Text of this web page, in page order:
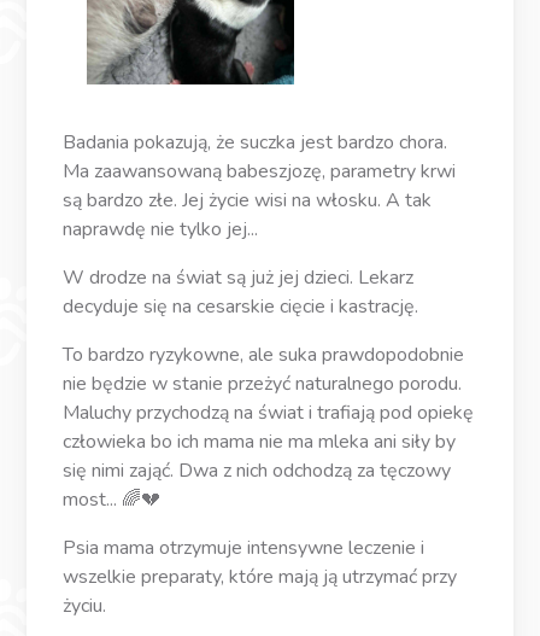
Badania pokazują, że suczka jest bardzo chora.
Ma zaawansowaną babeszjozę, parametry krwi
są bardzo złe. Jej życie wisi na włosku. A tak
naprawdę nie tylko jej...
W drodze na świat są już jej dzieci. Lekarz
decyduje się na cesarskie cięcie i kastrację.
To bardzo ryzykowne, ale suka prawdopodobnie
nie będzie w stanie przeżyć naturalnego porodu.
Maluchy przychodzą na świat i trafiają pod opiekę
człowieka bo ich mama nie ma mleka ani siły by
się nimi zająć. Dwa z nich odchodzą za tęczowy
most... 🌈💔
Psia mama otrzymuje intensywne leczenie i
wszelkie preparaty, które mają ją utrzymać przy
życiu.